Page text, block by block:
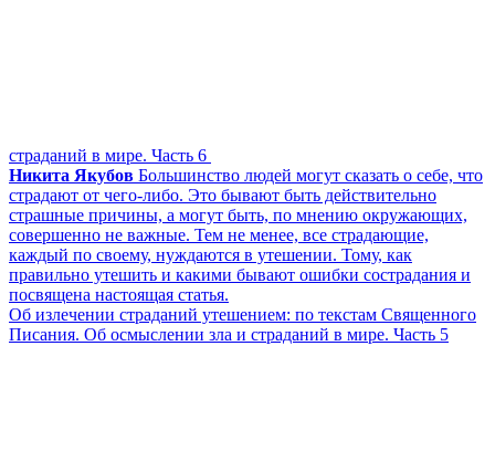
страданий в мире. Часть 6
Никита Якубов Большинство людей могут сказать о себе, что
страдают от чего-либо. Это бывают быть действительно
страшные причины, а могут быть, по мнению окружающих,
совершенно не важные. Тем не менее, все страдающие,
каждый по своему, нуждаются в утешении. Тому, как
правильно утешить и какими бывают ошибки сострадания и
посвящена настоящая статья.
Об излечении страданий утешением: по текстам Священного
Писания. Об осмыслении зла и страданий в мире. Часть 5